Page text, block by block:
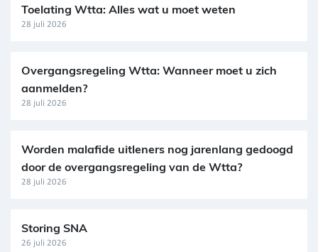
Toelating Wtta: Alles wat u moet weten
28 juli 2026
Overgangsregeling Wtta: Wanneer moet u zich
aanmelden?
28 juli 2026
Worden malafide uitleners nog jarenlang gedoogd
door de overgangsregeling van de Wtta?
28 juli 2026
Storing SNA
26 juli 2026